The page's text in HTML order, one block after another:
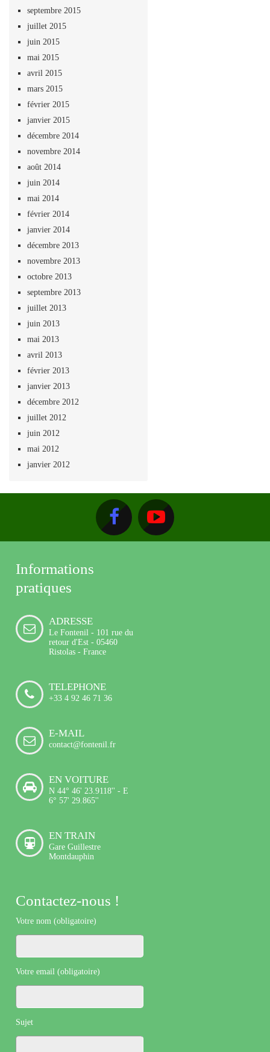
septembre 2015
juillet 2015
juin 2015
mai 2015
avril 2015
mars 2015
février 2015
janvier 2015
décembre 2014
novembre 2014
août 2014
juin 2014
mai 2014
février 2014
janvier 2014
décembre 2013
novembre 2013
octobre 2013
septembre 2013
juillet 2013
juin 2013
mai 2013
avril 2013
février 2013
janvier 2013
décembre 2012
juillet 2012
juin 2012
mai 2012
janvier 2012
Informations
pratiques
ADRESSE
Le Fontenil - 101 rue du
retour d'Est - 05460
Ristolas - France
TELEPHONE
+33 4 92 46 71 36
E-MAIL
contact@fontenil.fr
EN VOITURE
N 44° 46' 23.9118'' - E
6° 57' 29.865''
EN TRAIN
Gare Guillestre
Montdauphin
Contactez-nous !
Votre nom (obligatoire)
Votre email (obligatoire)
Sujet